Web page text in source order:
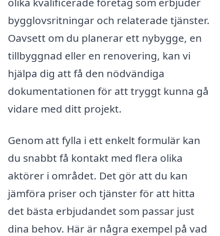
bygglovsritningar och relaterade tjänster.
Oavsett om du planerar ett nybygge, en
tillbyggnad eller en renovering, kan vi
hjälpa dig att få den nödvändiga
dokumentationen för att tryggt kunna gå
vidare med ditt projekt.
Genom att fylla i ett enkelt formulär kan
du snabbt få kontakt med flera olika
aktörer i området. Det gör att du kan
jämföra priser och tjänster för att hitta
det bästa erbjudandet som passar just
dina behov. Här är några exempel på vad